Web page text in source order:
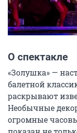
О спектакле
«Золушка» —
балетной
раскрывают
Необычные
огромные